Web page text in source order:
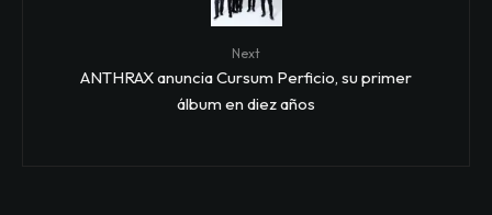
Next
ANTHRAX anuncia Cursum Perficio, su primer
álbum en diez años